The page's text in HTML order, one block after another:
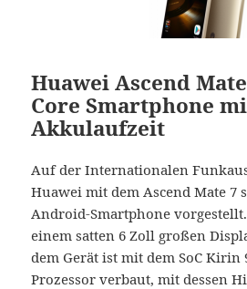
Huawei Ascend
Core Smartphone
Akkulaufzeit
Auf der Internationalen
Huawei mit dem Ascend Mate 7
Android-Smartphone
einem satten 6 Zoll großen
dem Gerät ist mit dem SoC Kirin
Prozessor verbaut, mit dessen